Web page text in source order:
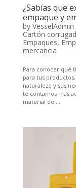
¿Sabías que
empaque y
by VesselAdmin
Cartón
Empaques,
mercancia
Para conocer qué
para tus
naturaleza y sus
te contamos más
material del...